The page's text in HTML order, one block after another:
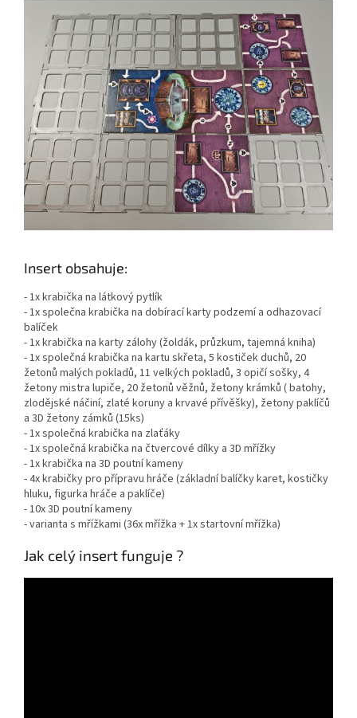
Insert obsahuje:
- 1x krabička na látkový pytlík
- 1x společna krabička na dobírací karty podzemí a odhazovací
balíček
- 1x krabička na karty zálohy (žoldák, průzkum, tajemná kniha)
- 1x společná krabička na kartu skřeta, 5 kostiček duchů, 20
žetonů malých pokladů, 11 velkých pokladů, 3 opičí sošky, 4
žetony mistra lupiče, 20 žetonů věžnů, žetony krámků ( batohy,
zlodějské náčiní, zlaté koruny a krvavé přívěšky), žetony paklíčů
a 3D žetony zámků (15ks)
- 1x společná krabička na zlaťáky
- 1x společná krabička na čtvercové dílky a 3D mřížky
- 1x krabička na 3D poutní kameny
- 4x krabičky pro přípravu hráče (základní balíčky karet, kostičky
hluku, figurka hráče a paklíče)
- 10x 3D poutní kameny
- varianta s mřížkami (36x mřížka + 1x startovní mřížka)
Jak celý insert funguje ?